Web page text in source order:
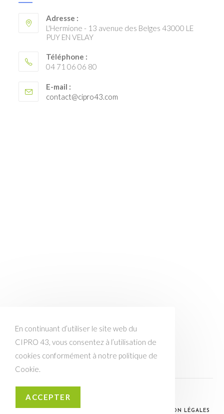
Adresse :
L'Hermione - 13 avenue des Belges 43000 LE
PUY EN VELAY
Téléphone :
04 71 06 06 80
E-mail :
contact@cipro43.com
MENTION LÉGALES
En continuant d’utiliser le site web du
CIPRO 43, vous consentez à l’utilisation de
cookies conformément à notre politique de
Cookie.
ACCEPTER